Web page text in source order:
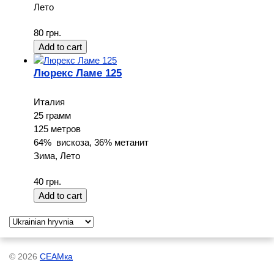
Лето
80 грн.
Люрекс Ламе 125
Италия
25 грамм
125 метров
64% вискоза, 36% метанит
Зима, Лето
40 грн.
© 2026 СЕАМка